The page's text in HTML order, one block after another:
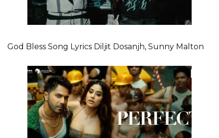
God Bless Song Lyrics Diljit Dosanjh, Sunny Malton